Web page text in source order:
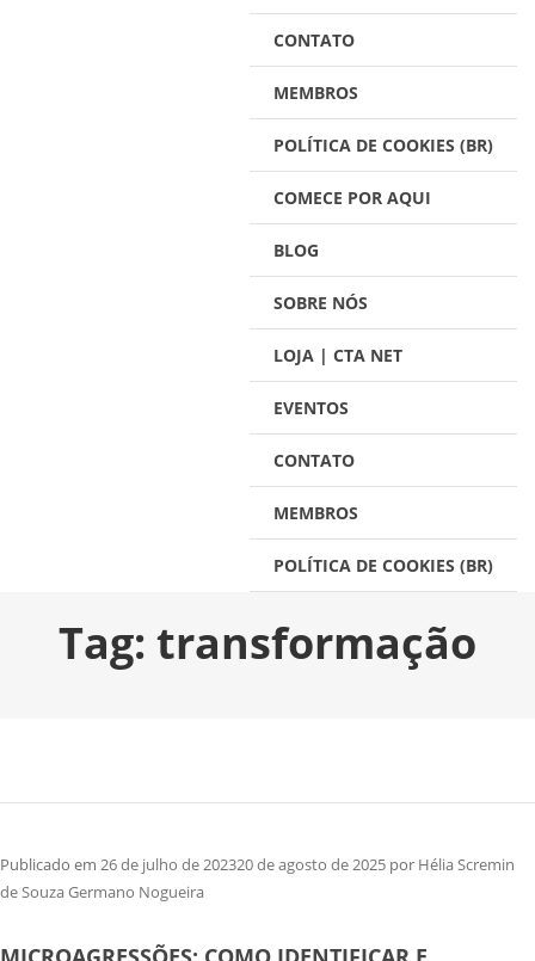
CONTATO
MEMBROS
POLÍTICA DE COOKIES (BR)
COMECE POR AQUI
BLOG
SOBRE NÓS
LOJA | CTA NET
EVENTOS
CONTATO
MEMBROS
POLÍTICA DE COOKIES (BR)
Tag: transformação
Publicado em 26 de julho de 202320 de agosto de 2025 por Hélia Scremin
de Souza Germano Nogueira